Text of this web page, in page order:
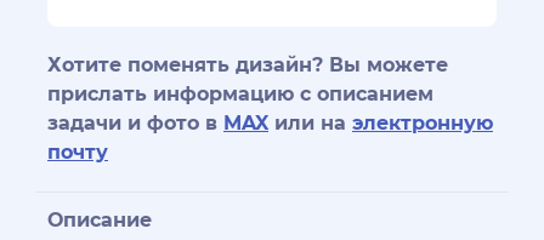
Хотите поменять дизайн? Вы можете
прислать информацию с описанием
задачи и фото в MAX или на электронную
почту
Описание